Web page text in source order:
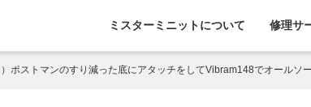
ミスターミニットについて 修理サ
ポストマンのすり減った底にアタッチをしてVibram148でオールソ